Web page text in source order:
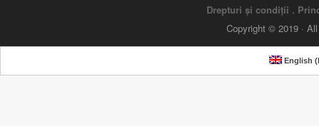
Drepturi și condiții .
Copyright © 2019 ·
English (